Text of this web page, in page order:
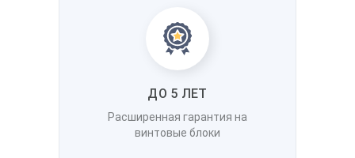
ДО 5 ЛЕТ
Расширенная гарантия на
винтовые блоки